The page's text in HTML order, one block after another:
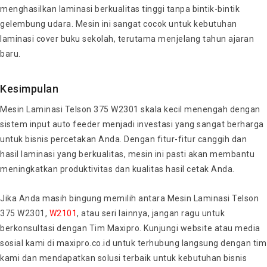
menghasilkan laminasi berkualitas tinggi tanpa bintik-bintik
gelembung udara. Mesin ini sangat cocok untuk kebutuhan
laminasi cover buku sekolah, terutama menjelang tahun ajaran
baru.
Kesimpulan
Mesin Laminasi Telson 375 W2301 skala kecil menengah dengan
sistem input auto feeder menjadi investasi yang sangat berharga
untuk bisnis percetakan Anda. Dengan fitur-fitur canggih dan
hasil laminasi yang berkualitas, mesin ini pasti akan membantu
meningkatkan produktivitas dan kualitas hasil cetak Anda.
Jika Anda masih bingung memilih antara Mesin Laminasi Telson
375 W2301, W2101, atau seri lainnya, jangan ragu untuk
berkonsultasi dengan Tim Maxipro. Kunjungi website atau media
sosial kami di maxipro.co.id untuk terhubung langsung dengan tim
kami dan mendapatkan solusi terbaik untuk kebutuhan bisnis